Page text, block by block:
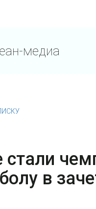
медиа
стали
в